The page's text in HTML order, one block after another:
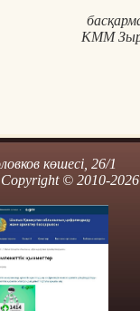
КММ
көшесі, 26/1
Copyright © 2010-2026